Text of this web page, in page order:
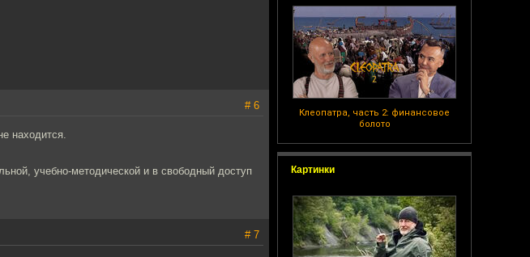
Клеопатра, часть 2: финансовое
болото
Картинки
# 6
находится.
учебно-методической и в свободный доступ
# 7